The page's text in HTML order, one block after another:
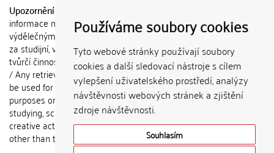
Používáme soubory cookies
Tyto webové stránky používají soubory
cookies a další sledovací nástroje s cílem
vylepšení uživatelského prostředí, analýzy
návštěvnosti webových stránek a zjištění
zdroje návštěvnosti.
Souhlasím
Upozornění / Notice:
informace nemohou být použity k
výdělečným účelům nebo vydávány
za studijní, vědeckou nebo jinou
tvůrčí činnost jiné osoby než autora.
/ Any retrieved information shall not
be used for any commercial
purposes or claimed as results of
studying, scientific or any other
creative activities of any person
other than the author.